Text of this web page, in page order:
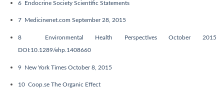
6 Endocrine Society Scientific Statements
7 Medicinenet.com September 28, 2015
8 Environmental Health Perspectives October 2015
DOI:10.1289/ehp.1408660
9 New York Times October 8, 2015
10 Coop.se The Organic Effect